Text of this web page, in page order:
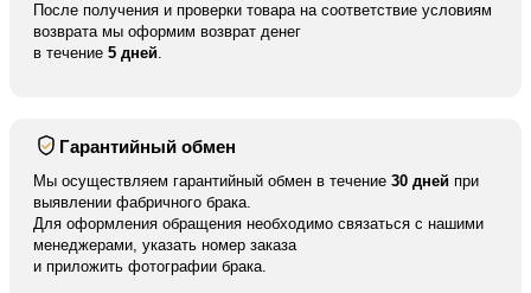
После получения и проверки товара на соответствие условиям
возврата мы оформим возврат денег
в течение 5 дней.
Гарантийный обмен
Мы осуществляем гарантийный обмен в течение 30 дней при
выявлении фабричного брака.
Для оформления обращения необходимо связаться с нашими
менеджерами, указать номер заказа
и приложить фотографии брака.